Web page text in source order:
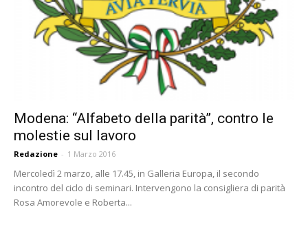
Modena: “Alfabeto della parità”, contro le
molestie sul lavoro
Redazione - 1 Marzo 2016
Mercoledì 2 marzo, alle 17.45, in Galleria Europa, il secondo
incontro del ciclo di seminari. Intervengono la consigliera di parità
Rosa Amorevole e Roberta...